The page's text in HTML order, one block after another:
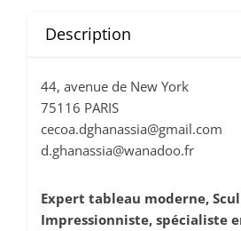
Description
44, avenue de New York
75116 PARIS
cecoa.dghanassia@gmail.com
d.ghanassia@wanadoo.fr
Expert tableau moderne,
Impressionniste, spécialiste